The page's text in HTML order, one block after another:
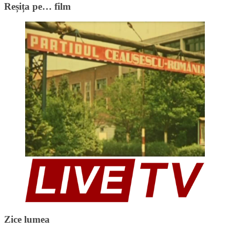
Reșița pe… film
Zice lumea